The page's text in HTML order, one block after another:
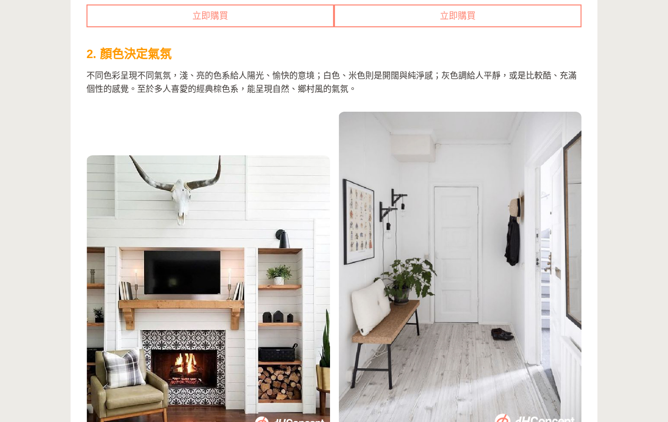
立即購買 立即購買
2. 顏色決定氣氛
不同色彩呈現不同氣氛，淺、亮的色系給人陽光、愉快的意境；白色、米色則是開闊與純淨感；灰色調給人平靜，或是比較酷、充滿
個性的感覺。至於多人喜愛的經典棕色系，能呈現自然、鄉村風的氣氛。